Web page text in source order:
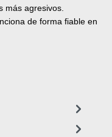
más agresivos.
de forma fiable en
de sellado, en los
de sellado. De este
DF 175 es muy